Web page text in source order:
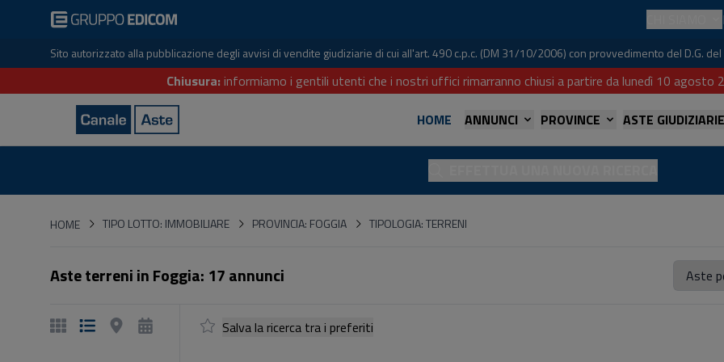
Sito autorizzato alla pubblicazione degli avvisi di vendite giudiziarie di cui all'art. 490 c.p.c. (DM 31/10/2006) con provvedimento del D.G.
Chiusura: informiamo i gentili utenti che i nostri uffici rimarranno chiusi a partire da lunedì 10
HOME
ANNUNCI PROVINCE ASTE GIUDIZIARIE
HOMEHOMETIPO LOTTO: IMMOBILIARE PROVINCIA: FOGGIA TIPOLOGIA: TERRENI
Aste terreni in Foggia: 17 annunci
Salva la ricerca tra i preferiti